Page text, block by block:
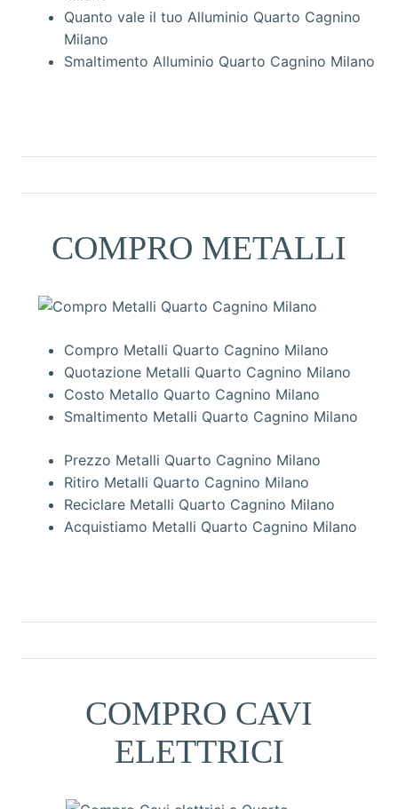
Quanto vale il tuo Alluminio Quarto Cagnino
Milano
Smaltimento Alluminio Quarto Cagnino Milano
COMPRO METALLI
Compro Metalli Quarto Cagnino Milano
Quotazione Metalli Quarto Cagnino Milano
Costo Metallo Quarto Cagnino Milano
Smaltimento Metalli Quarto Cagnino Milano
Prezzo Metalli Quarto Cagnino Milano
Ritiro Metalli Quarto Cagnino Milano
Reciclare Metalli Quarto Cagnino Milano
Acquistiamo Metalli Quarto Cagnino Milano
COMPRO CAVI
ELETTRICI